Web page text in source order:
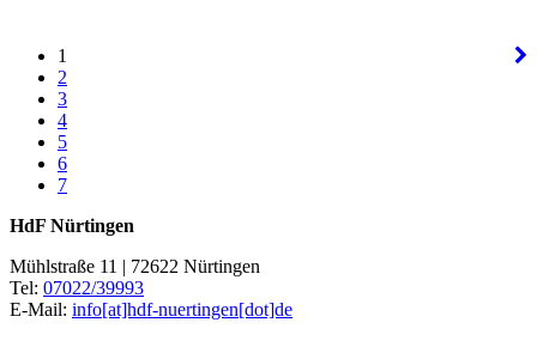
1
2
3
4
5
6
7
HdF Nürtingen
Mühlstraße 11 | 72622 Nürtingen
Tel: 07022/39993
E-Mail: info[at]hdf-nuertingen[dot]de